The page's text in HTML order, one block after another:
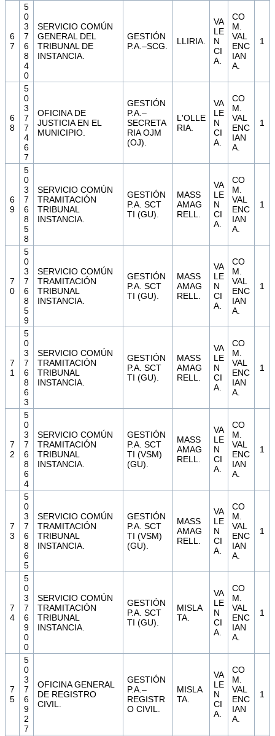
6
7
5
0
3
7
6
8
4
0
SERVICIO COMÚN
GENERAL DEL
TRIBUNAL DE
INSTANCIA.
GESTIÓN
P.A.–SCG.
LLIRIA.
VA
LE
N
CI
A.
CO
M.
VAL
ENC
IAN
A.
1
6
8
5
0
3
7
7
4
6
7
OFICINA DE
JUSTICIA EN EL
MUNICIPIO.
GESTIÓN
P.A.–
SECRETA
RIA OJM
(OJ).
L'OLLE
RIA.
VA
LE
N
CI
A.
CO
M.
VAL
ENC
IAN
A.
1
6
9
5
0
3
7
6
8
5
8
SERVICIO COMÚN
TRAMITACIÓN
TRIBUNAL
INSTANCIA.
GESTIÓN
P.A. SCT
TI (GU).
MASS
AMAG
RELL.
VA
LE
N
CI
A.
CO
M.
VAL
ENC
IAN
A.
1
7
0
5
0
3
7
6
8
5
9
SERVICIO COMÚN
TRAMITACIÓN
TRIBUNAL
INSTANCIA.
GESTIÓN
P.A. SCT
TI (GU).
MASS
AMAG
RELL.
VA
LE
N
CI
A.
CO
M.
VAL
ENC
IAN
A.
1
7
1
5
0
3
7
6
8
6
3
SERVICIO COMÚN
TRAMITACIÓN
TRIBUNAL
INSTANCIA.
GESTIÓN
P.A. SCT
TI (GU).
MASS
AMAG
RELL.
VA
LE
N
CI
A.
CO
M.
VAL
ENC
IAN
A.
1
7
2
5
0
3
7
6
8
6
4
SERVICIO COMÚN
TRAMITACIÓN
TRIBUNAL
INSTANCIA.
GESTIÓN
P.A. SCT
TI (VSM)
(GU).
MASS
AMAG
RELL.
VA
LE
N
CI
A.
CO
M.
VAL
ENC
IAN
A.
1
7
3
5
0
3
7
6
8
6
5
SERVICIO COMÚN
TRAMITACIÓN
TRIBUNAL
INSTANCIA.
GESTIÓN
P.A. SCT
TI (VSM)
(GU).
MASS
AMAG
RELL.
VA
LE
N
CI
A.
CO
M.
VAL
ENC
IAN
A.
1
7
4
5
0
3
7
6
9
0
0
SERVICIO COMÚN
TRAMITACIÓN
TRIBUNAL
INSTANCIA.
GESTIÓN
P.A. SCT
TI (GU).
MISLA
TA.
VA
LE
N
CI
A.
CO
M.
VAL
ENC
IAN
A.
1
7
5
5
0
3
7
6
9
2
7
OFICINA GENERAL
DE REGISTRO
CIVIL.
GESTIÓN
P.A.–
REGISTR
O CIVIL.
MISLA
TA.
VA
LE
N
CI
A.
CO
M.
VAL
ENC
IAN
A.
1